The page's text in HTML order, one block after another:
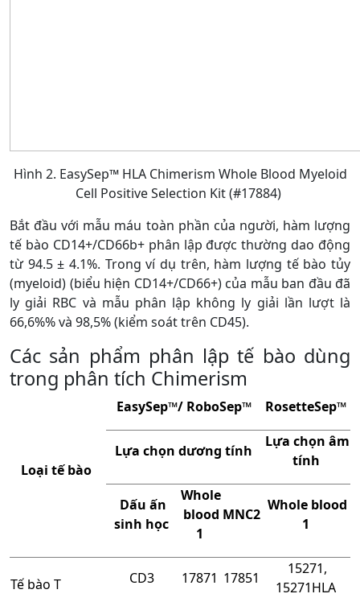
Hình 2. EasySep™ HLA Chimerism Whole Blood Myeloid
Cell Positive Selection Kit (#17884)
Bắt đầu với mẫu máu toàn phần của người, hàm lượng
tế bào CD14+/CD66b+ phân lập được thường dao động
từ 94.5 ± 4.1%. Trong ví dụ trên, hàm lượng tế bào tủy
(myeloid) (biểu hiện CD14+/CD66+) của mẫu ban đầu đã
ly giải RBC và mẫu phân lập không ly giải lần lượt là
66,6%% và 98,5% (kiểm soát trên CD45).
Các sản phẩm phân lập tế bào dùng
trong phân tích Chimerism
Loại tế bào
EasySep™/ RoboSep™ RosetteSep™
Lựa chọn dương tính
Lựa chọn âm
tính
Dấu ấn
sinh học
Whole
blood
1
MNC2
Whole blood
1
Tế bào T CD3 17871 17851
15271,
15271HLA